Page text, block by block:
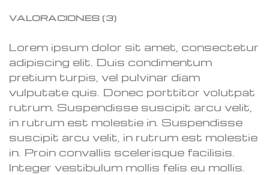
VALORACIONES (3)
Lorem ipsum dolor sit amet, consectetur
adipiscing elit. Duis condimentum
pretium turpis, vel pulvinar diam
vulputate quis. Donec porttitor volutpat
rutrum. Suspendisse suscipit arcu velit,
in rutrum est molestie in. Suspendisse
suscipit arcu velit, in rutrum est molestie
in. Proin convallis scelerisque facilisis.
Integer vestibulum mollis felis eu mollis.